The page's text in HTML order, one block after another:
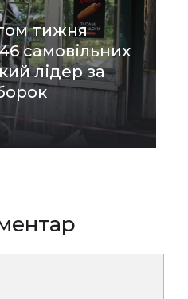
тижня
самовільних
лідер за